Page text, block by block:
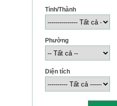
Tỉnh/Thành
Phường
Diện tích